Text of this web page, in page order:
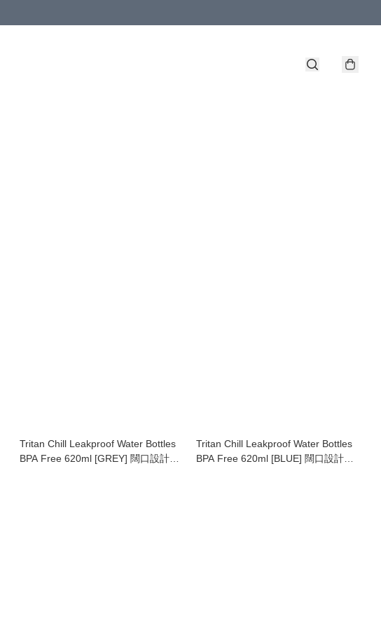
Tritan Chill Leakproof Water Bottles
BPA Free 620ml [GREY] 闊口設計多
Tritan Chill Leakproof Water Bottles
BPA Free 620ml [BLUE] 闊口設計多